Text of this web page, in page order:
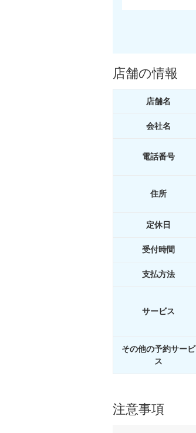
店舗の情報
店舗名
会社名
電話番号
住所
定休日
受付時間
支払方法
サービス
その他の予約サービ
ス
注意事項